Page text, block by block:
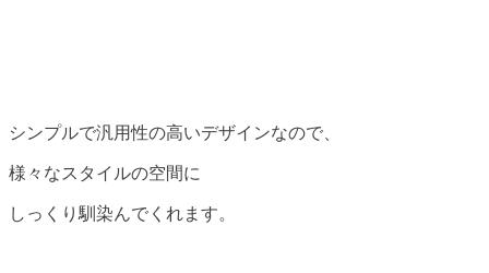
シンプルで汎用性の高いデザインなので、
様々なスタイルの空間に
しっくり馴染んでくれます。